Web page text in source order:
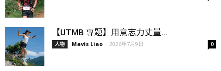
【UTMB 專題】用意志力丈量...
人物 Mavis Liao - 2026年7月9日 0